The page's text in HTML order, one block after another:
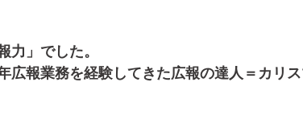
」でした。
報業務を経験してきた広報の達人＝カリ